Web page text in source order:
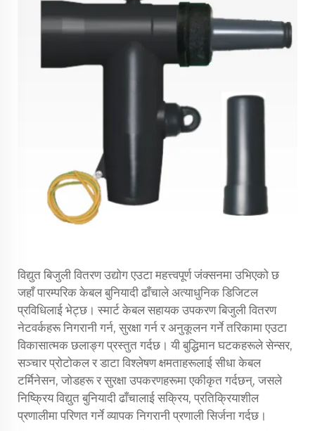
विद्युत बिजुली वितरण उद्योग एउटा महत्त्वपूर्ण जंक्सनमा उभिएको छ
जहाँ पारम्परिक केबल बुनियादी ढाँचाले अत्याधुनिक डिजिटल
प्रविधिलाई भेट्छ। स्मार्ट केबल सहायक उपकरणबिजुली वितरण
नेटवर्कहरू निगरानी गर्न, सुरक्षा गर्न र अनुकूलन गर्ने तरिकामा एउटा
विकासात्मक छलाङ्ग प्रस्तुत गर्दछ। यी बुद्धिमान घटकहरूले सेन्सर,
सञ्चार प्रोटोकल र डाटा विश्लेषण क्षमताहरूलाई सीधा केबल
टर्मिनेसन, जोडहरू र सुरक्षा उपकरणहरूमा एकीकृत गर्दछन्, जसले
निष्क्रिय विद्युत बुनियादी ढाँचालाई सक्रिय, प्रतिक्रियाशील
प्रणालीमा परिणत गर्ने व्यापक निगरानी प्रणाली सिर्जना गर्दछ।